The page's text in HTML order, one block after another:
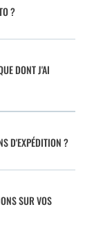
?
DONT J'AI
D'EXPÉDITION ?
SUR VOS